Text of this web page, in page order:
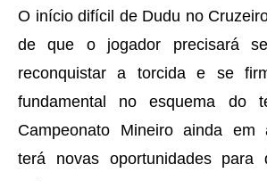
O início difícil de Dudu no
de que o jogador precisará
reconquistar a torcida e se
fundamental no esquema do
Campeonato Mineiro ainda em
terá novas oportunidades para